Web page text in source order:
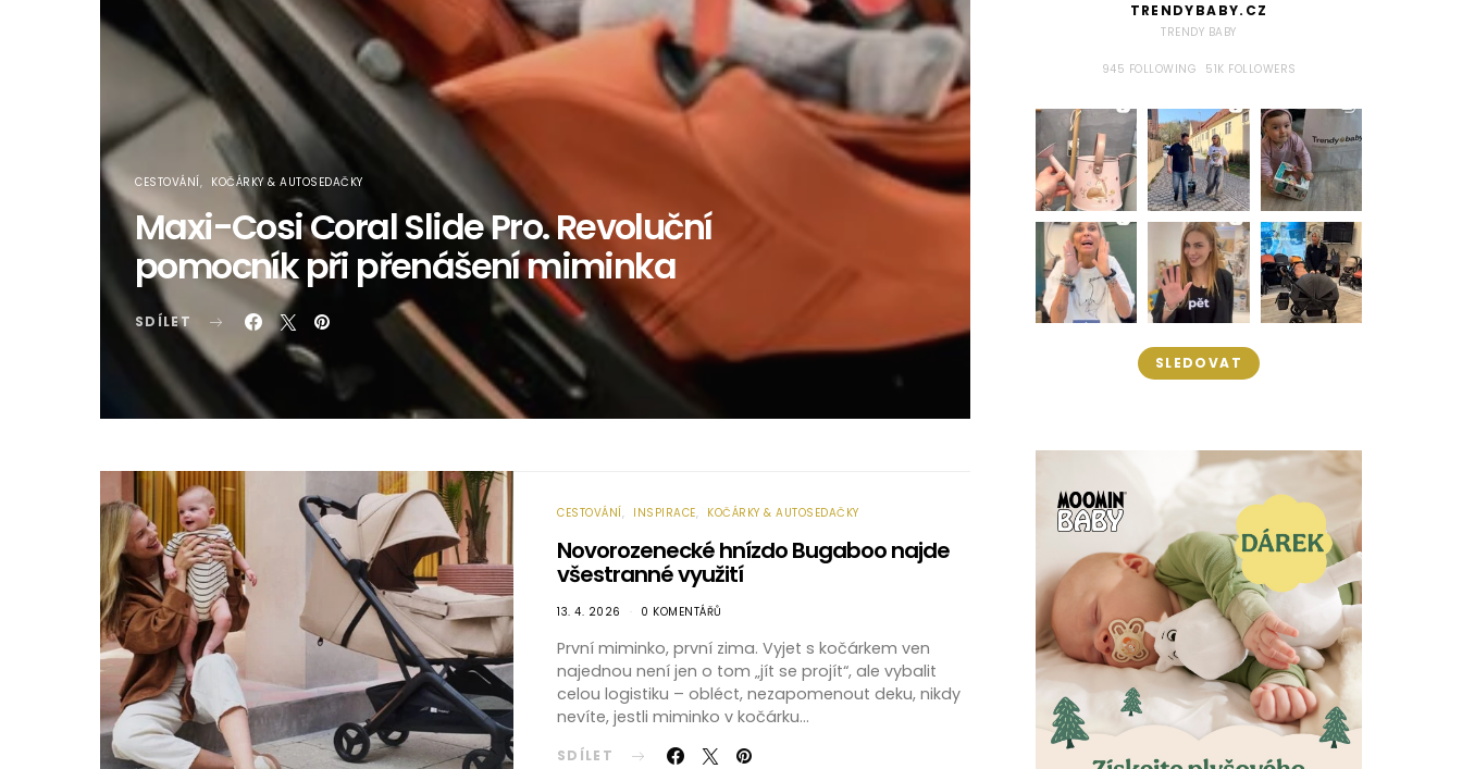
CESTOVÁNÍ KOČÁRKY & AUTOSEDAČKY
Maxi-Cosi Coral Slide Pro. Revoluční
pomocník při přenášení miminka
SDÍLET
CESTOVÁNÍ INSPIRACE KOČÁRKY & AUTOSEDAČKY
Novorozenecké hnízdo Bugaboo najde
všestranné využití
13. 4. 2026 0 KOMENTÁŘŮ
První miminko, první zima. Vyjet s kočárkem ven
najednou není jen o tom „jít se projít“, ale vybalit
celou logistiku – obléct, nezapomenout deku, nikdy
nevíte, jestli miminko v kočárku…
SDÍLET
TRENDYBABY.CZ
TRENDY BABY
945 FOLLOWING 51K FOLLOWERS
SLEDOVAT